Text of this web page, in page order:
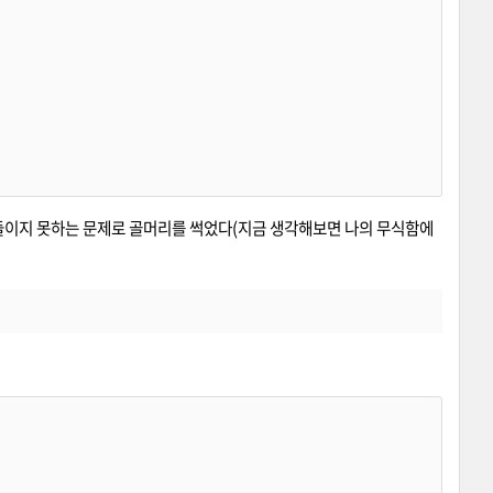
못하는 문제로 골머리를 썩었다(지금 생각해보면 나의 무식함에